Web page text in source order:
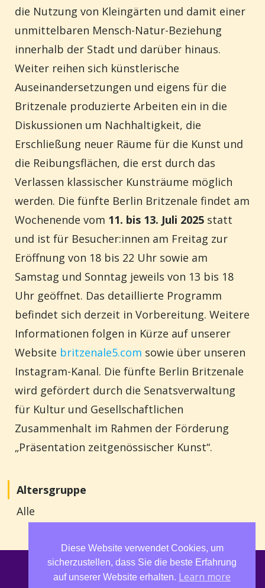
die Nutzung von Kleingärten und damit einer
unmittelbaren Mensch-Natur-Beziehung
innerhalb der Stadt und darüber hinaus.
Weiter reihen sich künstlerische
Auseinandersetzungen und eigens für die
Britzenale produzierte Arbeiten ein in die
Diskussionen um Nachhaltigkeit, die
Erschließung neuer Räume für die Kunst und
die Reibungsflächen, die erst durch das
Verlassen klassischer Kunsträume möglich
werden. Die fünfte Berlin Britzenale findet am
Wochenende vom 11. bis 13. Juli 2025 statt
und ist für Besucher:innen am Freitag zur
Eröffnung von 18 bis 22 Uhr sowie am
Samstag und Sonntag jeweils von 13 bis 18
Uhr geöffnet. Das detaillierte Programm
befindet sich derzeit in Vorbereitung. Weitere
Informationen folgen in Kürze auf unserer
Website britzenale5.com sowie über unseren
Instagram-Kanal. Die fünfte Berlin Britzenale
wird gefördert durch die Senatsverwaltung
für Kultur und Gesellschaftlichen
Zusammenhalt im Rahmen der Förderung
„Präsentation zeitgenössischer Kunst“.
Altersgruppe
Alle
IMPRESSUM UND DATENSCHUTZ
Diese Website verwendet Cookies, um
sicherzustellen, dass Sie die beste Erfahrung
auf unserer Website erhalten. Learn more